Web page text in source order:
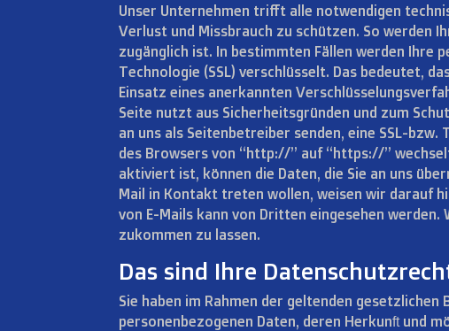
Unser Unternehmen trifft alle notwendigen
Verlust und Missbrauch zu schützen. So werden
zugänglich ist. In bestimmten Fällen werden Ihre
Technologie (SSL) verschlüsselt. Das bedeutet,
Einsatz eines anerkannten
Seite nutzt aus Sicherheitsgründen und zum
an uns als Seitenbetreiber senden, eine SSL-
des Browsers von “http://” auf “https://”
aktiviert ist, können die Daten, die Sie an uns
Mail in Kontakt treten wollen, weisen wir darauf
von E-Mails kann von Dritten eingesehen
zukommen zu lassen.
Das sind Ihre
Sie haben im Rahmen der geltenden
personenbezogenen Daten, deren Herkunft und